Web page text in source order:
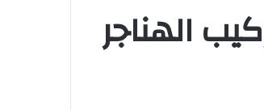
الهناجر